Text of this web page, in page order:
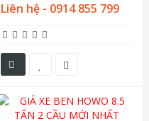
Liên hệ - 0914 855 799